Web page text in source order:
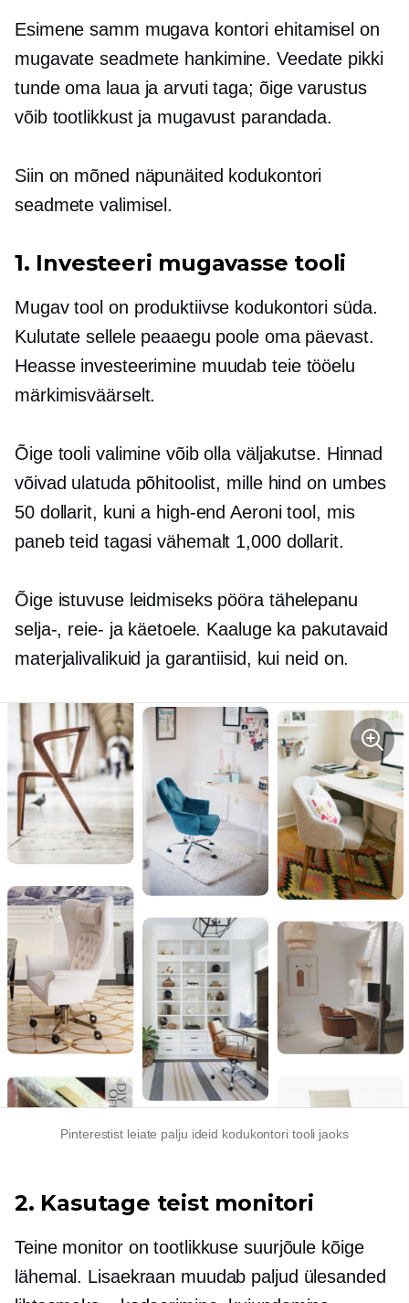
Esimene samm mugava kontori ehitamisel on
mugavate seadmete hankimine. Veedate pikki
tunde oma laua ja arvuti taga; õige varustus
võib tootlikkust ja mugavust parandada.
Siin on mõned näpunäited kodukontori
seadmete valimisel.
1. Investeeri mugavasse tooli
Mugav tool on produktiivse kodukontori süda.
Kulutate sellele peaaegu poole oma päevast.
Heasse investeerimine muudab teie tööelu
märkimisväärselt.
Õige tooli valimine võib olla väljakutse. Hinnad
võivad ulatuda põhitoolist, mille hind on umbes
50 dollarit, kuni a high-end Aeroni tool, mis
paneb teid tagasi vähemalt 1,000 dollarit.
Õige istuvuse leidmiseks pööra tähelepanu
selja-, reie- ja käetoele. Kaaluge ka pakutavaid
materjalivalikuid ja garantiisid, kui neid on.
Pinterestist leiate palju ideid kodukontori tooli jaoks
2. Kasutage teist monitori
Teine monitor on tootlikkuse suurjõule kõige
lähemal. Lisaekraan muudab paljud ülesanded